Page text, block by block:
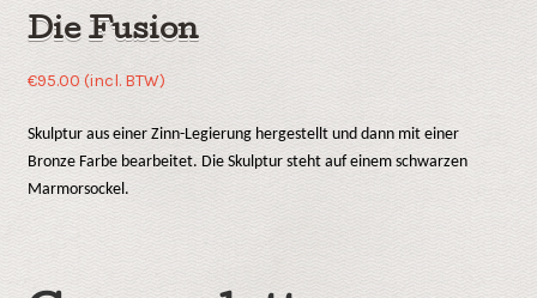
Die Fusion
€95.00 (incl. BTW)
Skulptur aus einer Zinn-Legierung hergestellt und dann mit einer
Bronze Farbe bearbeitet. Die Skulptur steht auf einem schwarzen
Marmorsockel.